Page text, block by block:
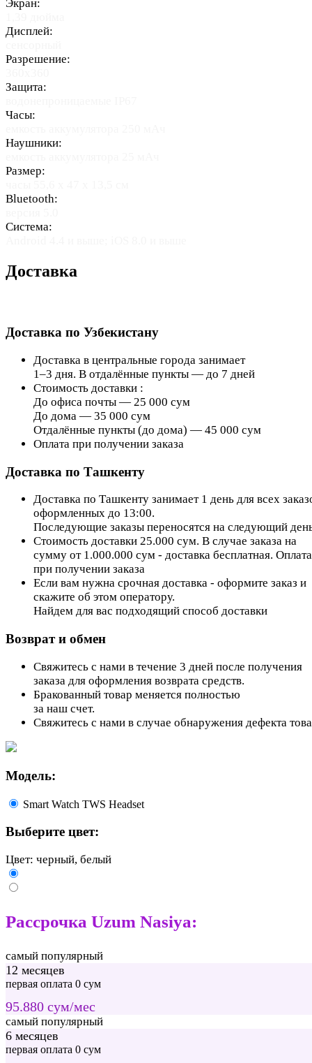
Экран:
Дисплей:
Разрешение:
Защита:
Часы:
Наушники:
Размер:
Bluetooth:
Система:
Доставка
Доставка по Узбекистану
Доставка в центральные города занимает
1–3 дня. В отдалённые пункты — до 7 дней
Стоимость доставки :
До офиса почты — 25 000 сум
До дома — 35 000 сум
Отдалённые пункты (до дома) — 45 000 сум
Оплата при получении заказа
Доставка по Ташкенту
Доставка по Ташкенту занимает 1 день для всех
оформленных до 13:00.
Последующие заказы переносятся на следующий
Стоимость доставки 25.000 сум. В случае заказа на
сумму от 1.000.000 сум - доставка бесплатная. Оплата
при получении заказа
Если вам нужна срочная доставка - оформите заказ и
скажите об этом оператору.
Найдем для вас подходящий способ доставки
Возврат и обмен
Свяжитесь с нами в течение 3 дней после получения
заказа для оформления возврата средств.
Бракованный товар меняется полностью
за наш счет.
Свяжитесь с нами в случае обнаружения дефекта
Модель:
Smart Watch TWS Headset
Выберите цвет:
Цвет: черный, белый
Рассрочка Uzum Nasiya:
самый популярный
12 месяцев
первая оплата 0 сум
95.880 сум/мес
самый популярный
6 месяцев
первая оплата 0 сум